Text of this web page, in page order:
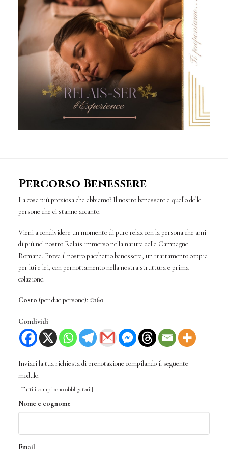
Percorso Benessere
La cosa più preziosa che abbiamo? Il nostro benessere e quello delle
persone che ci stanno accanto.
Vieni a condividere un momento di puro relax con la persona che ami
di più nel nostro Relais immerso nella natura delle Campagne
Romane. Prova il nostro pacchetto benessere, un trattamento coppia
per lui e lei, con pernottamento nella nostra struttura e prima
colazione.
Costo (per due persone): €160
Condividi
Inviaci la tua richiesta di prenotazione compilando il seguente
modulo:
[ Tutti i campi sono obbligatori ]
Nome e cognome
Email